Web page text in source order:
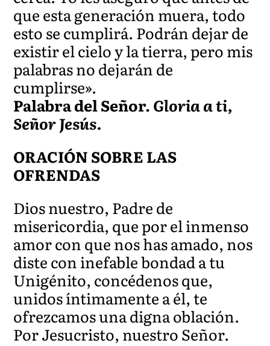
que esta generación muera, todo
esto se cumplirá. Podrán dejar de
existir el cielo y la tierra, pero mis
palabras no dejarán de
cumplirse».
Palabra del Señor.Gloria a ti,
Señor Jesús.
ORACIÓN SOBRE LAS
OFRENDAS
Dios nuestro, Padre de
misericordia, que por el inmenso
amor con que nos has amado, nos
diste con inefable bondad a tu
Unigénito, concédenos que,
unidos íntimamente a él, te
ofrezcamos una digna oblación.
Por Jesucristo, nuestro Señor.